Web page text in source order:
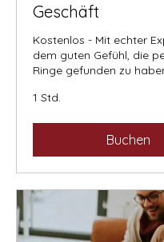
Geschäft
Kostenlos - Mit echter
dem guten Gefühl, die
Ringe gefunden zu
1 Std.
Buchen